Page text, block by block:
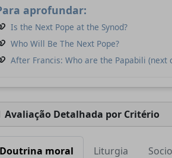
aprofundar:
Is the Next Pope at the Synod?
Who Will Be The Next Pope?
After Francis: Who are the Papabili (next
Avaliação Detalhada por Critério
Doutrina moral Liturgia